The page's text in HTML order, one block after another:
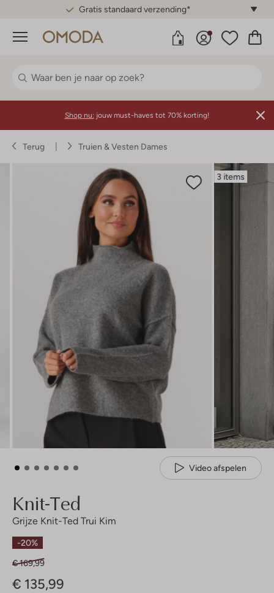
Gratis standaard verzending*
Menu
Shop nu: jouw must-haves tot 70% korting!
Terug Truien & Vesten Dames
3 items
Video afspelen
Knit-Ted
Grijze Knit-Ted Trui Kim
-20%
€ 169,99
€ 135,99